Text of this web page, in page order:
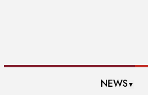
NEWS ▼